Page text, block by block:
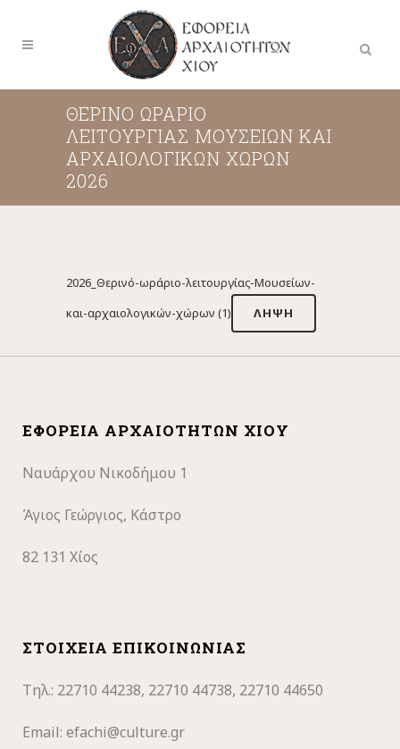
ΘΕΡΙΝΟ ΩΡΑΡΙΟ
ΛΕΙΤΟΥΡΓΙΑΣ ΜΟΥΣΕΙΩΝ ΚΑΙ
ΑΡΧΑΙΟΛΟΓΙΚΩΝ ΧΩΡΩΝ
2026
2026_Θερινό-ωράριο-λειτουργίας-Μουσείων-
και-αρχαιολογικών-χώρων (1)
ΛΉΨΗ
ΕΦΟΡΕΊΑ ΑΡΧΑΙΟΤΉΤΩΝ ΧΊΟΥ
Ναυάρχου Νικοδήμου 1
Άγιος Γεώργιος, Κάστρο
82 131 Χίος
ΣΤΟΙΧΕΊΑ ΕΠΙΚΟΙΝΩΝΊΑΣ
Τηλ.: 22710 44238, 22710 44738, 22710 44650
Email: efachi@culture.gr